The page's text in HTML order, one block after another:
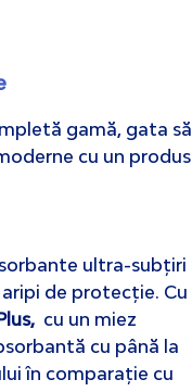
gamă, gata să
cu un produs
ultra-subțiri
de protecție. Cu
, cu un miez
cu până la
în comparație cu